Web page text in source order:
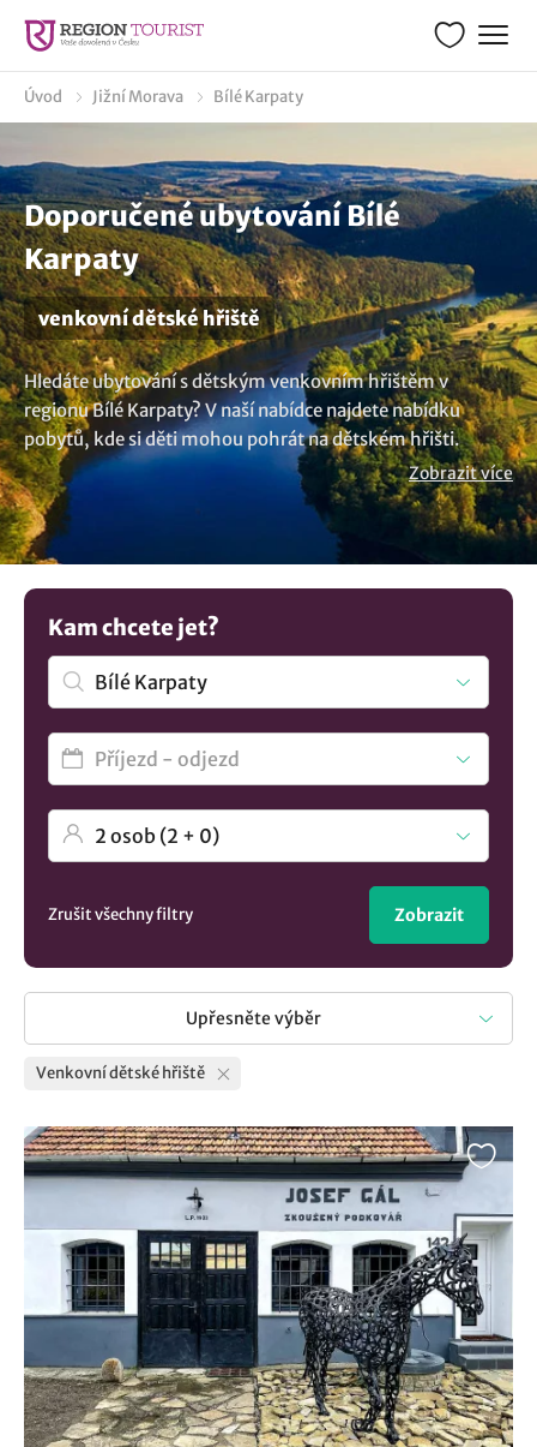
Úvod Jižní Morava Bílé Karpaty
Doporučené ubytování Bílé
Karpaty
venkovní dětské hřiště
Hledáte ubytování s dětským venkovním hřištěm v
regionu Bílé Karpaty? V naší nabídce najdete nabídku
pobytů, kde si děti mohou pohrát na dětském hřišti.
Zaručené bezpečné prostředí se spoustou zábavy pro vaše
ratolesti poskytne zahrada s prolézačkami, pískovištěm či
houpačkami. Mrkněte na seznam možností s dětským
hřištěm, kde byste mohli strávit dovolenou. Není to dost?
Najděte více unikátníchubytování v lokalitě Bílé Karpaty..
Jednoduše a přehledně.
Zobrazit více
Kam chcete jet?
Zrušit všechny filtry Zobrazit
Upřesněte výběr
Venkovní dětské hřiště